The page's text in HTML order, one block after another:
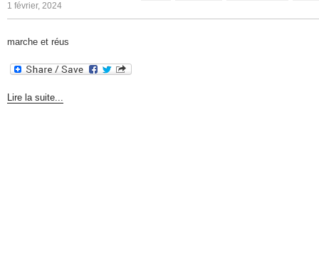
1 février, 2024
marche et réus
Lire la suite...